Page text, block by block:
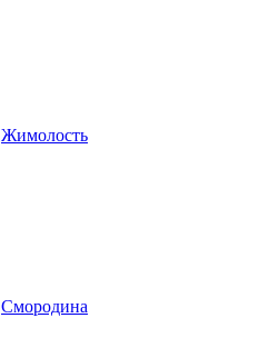
Жимолость
Смородина